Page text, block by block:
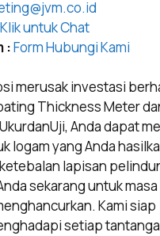
Klik untuk Chat
:Form Hubungi Kami
merusak investasi
Thickness Meter
Anda dapat
logam yang Anda
lapisan
sekarang untuk
Kami siap
setiap